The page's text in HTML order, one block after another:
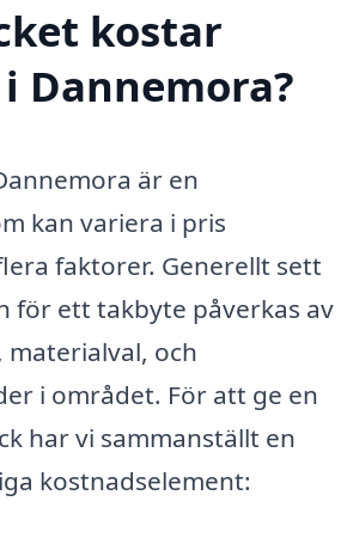
kostar
Dannemora?
är en
kan variera i pris
faktorer. Generellt sett
för ett takbyte påverkas av
och
i området. För att ge en
har vi sammanställt en
kostnadselement: